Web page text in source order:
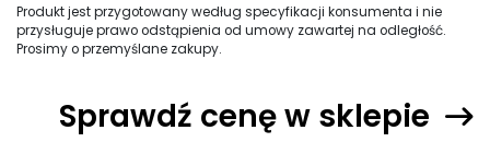
Produkt jest przygotowany według specyfikacji konsumenta i nie
przysługuje prawo odstąpienia od umowy zawartej na odległość.
Prosimy o przemyślane zakupy.
Sprawdź cenę w sklepie